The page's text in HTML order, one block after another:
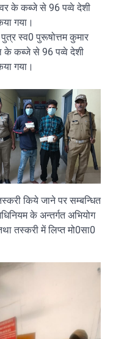
के कब्जे से 96 पव्वे देशी
गया।
स्व0 पुरूषोत्तम कुमार
के कब्जे से 96 पव्वे देशी
गया।
किये जाने पर सम्बन्धित
के अन्तर्गत अभियोग
तस्करी में लिप्त मो0सा0